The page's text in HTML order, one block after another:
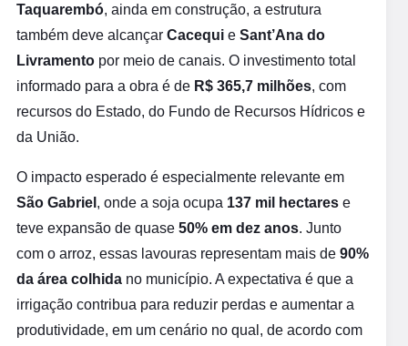
Taquarembó, ainda em construção, a estrutura
também deve alcançar Cacequi e Sant’Ana do
Livramento por meio de canais. O investimento total
informado para a obra é de R$ 365,7 milhões, com
recursos do Estado, do Fundo de Recursos Hídricos e
da União.
O impacto esperado é especialmente relevante em
São Gabriel , onde a soja ocupa 137 mil hectares e
teve expansão de quase 50% em dez anos. Junto
com o arroz, essas lavouras representam mais de 90%
da área colhida no município. A expectativa é que a
irrigação contribua para reduzir perdas e aumentar a
produtividade, em um cenário no qual, de acordo com